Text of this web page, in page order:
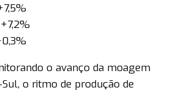
o avanço da moagem
o ritmo de produção de